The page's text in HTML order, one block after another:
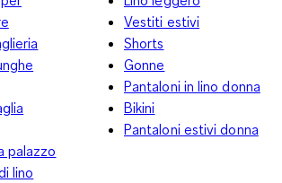
palazzo
lino
Vestiti estivi
Shorts
Gonne
Pantaloni in lino donna
Bikini
Pantaloni estivi donna